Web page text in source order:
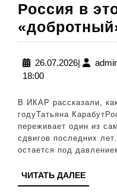
Россия в
26.07.2026|
18:00
В ИКАР рассказали,
годуТатьяна
переживает один из
сдвигов последних
остается под
ЧИТАТЬ ДАЛЕЕЧИТАТЬ
ДАЛЕЕ